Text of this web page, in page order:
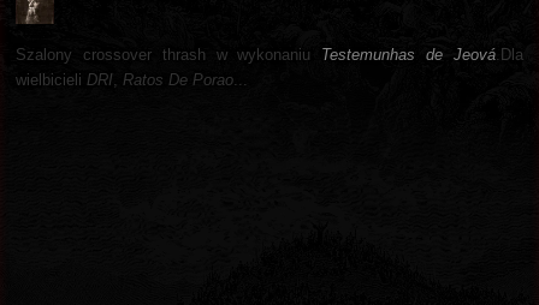
Szalony crossover thrash w wykonaniu Testemunhas de Jeová.Dla
wielbicieli DRI, Ratos De Porao...